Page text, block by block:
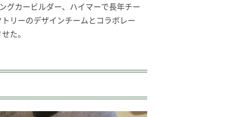
グカービルダー、ハイマーで長年チー
リーのデザインチームとコラボレー
た。